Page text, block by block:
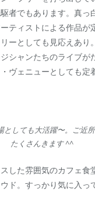
者でもあります。真っ
ティストによる作品が
ーとしても見応えあり
シャンたちのライブが
ヴェニューとしても定
としても大活躍〜。ご近
たくさんきます ^^
した雰囲気のカフェ食
ド。すっかり気に入っ